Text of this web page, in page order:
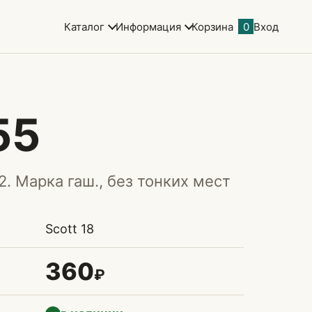
Каталог Информация Корзина 0 Вход
Марка гаш., без тонких мест
Scott 18
360₽